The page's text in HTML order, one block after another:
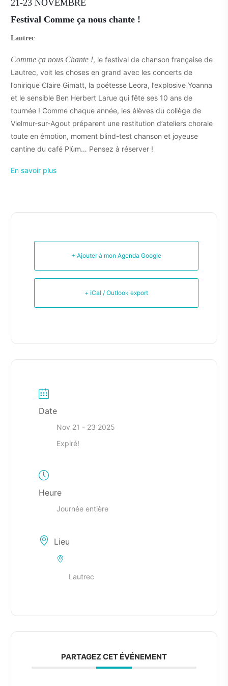
21-23 NOVEMBRE
Festival Comme ça nous chante !
Lautrec
Comme ça nous Chante !, le festival de chanson française de
Lautrec, voit les choses en grand avec les concerts de
l’onirique Claire Gimatt, la poétesse Leora, l’explosive Yoanna
et le sensible Ben Herbert Larue qui fête ses 10 ans de
tournée ! Comme chaque année, les élèves du collège de
Vielmur-sur-Agout préparent une restitution d’ateliers chorale
toute en émotion, moment blind-test chanson et joyeuse
cantine du café Plùm… Pensez à réserver !
En savoir plus
+ Ajouter à mon Agenda Google
+ iCal / Outlook export
Date
Nov 21 - 23 2025
Expiré!
Heure
Journée entière
Lieu
Lautrec
PARTAGEZ CET ÉVÉNEMENT